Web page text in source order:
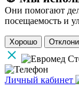
Они помогают
посещаемость и
Хорошо
Личный кабинет